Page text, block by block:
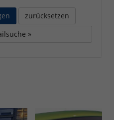
zurücksetzen
»